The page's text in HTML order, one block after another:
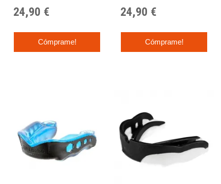
24,90 €
Cómprame!
24,90 €
Cómprame!